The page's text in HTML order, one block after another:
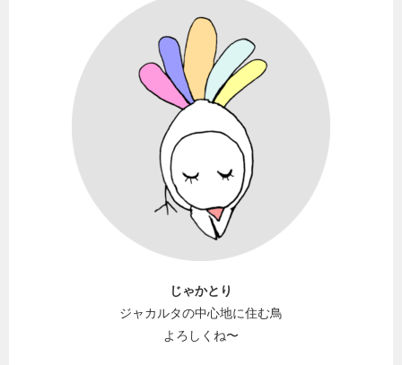
じゃかとり
ジャカルタの中心地に住む鳥
よろしくね〜